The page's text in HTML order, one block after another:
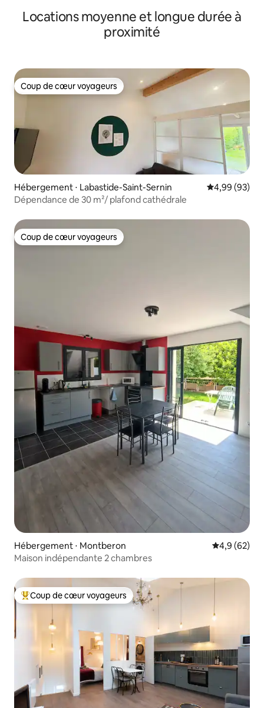
Locations moyenne et longue durée à
proximité
Coup de cœur voyageurs
Coup de cœur voyageurs
Hébergement ⋅ Labastide-Saint-Sernin Évaluation
4,99 (93)
Dépendance de 30 m²/ plafond cathédrale
Coup de cœur voyageurs
Coup de cœur voyageurs
Hébergement ⋅ Montberon Évaluation
4,9 (62)
Maison indépendante 2 chambres
Coups de cœur voyageurs les plus appréciés
Coup de cœur voyageurs